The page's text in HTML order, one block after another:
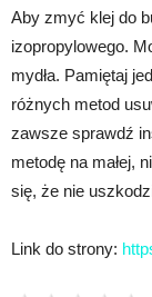
Aby zmyć klej do
izopropylowego.
mydła. Pamiętaj
różnych metod
zawsze sprawdź
metodę na małej,
się, że nie
Link do strony: